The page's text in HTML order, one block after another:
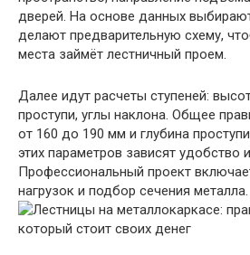
дверей. На основе данных
делают предварительную схему,
места займёт лестничный проем.
Далее идут расчеты ступеней:
проступи, углы наклона. Общее
от 160 до 190 мм и глубина
этих параметров зависят удобство
Профессиональный проект
нагрузок и подбор сечения металла.